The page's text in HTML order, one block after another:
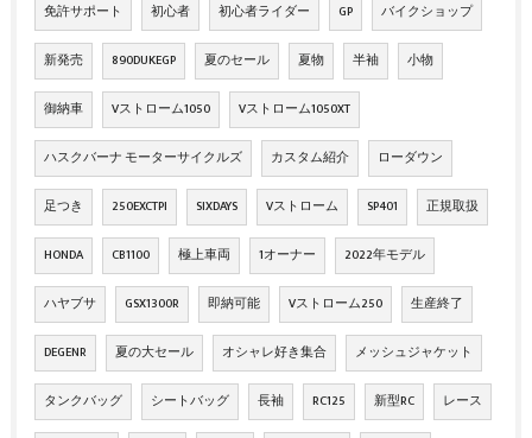
免許サポート 初心者 初心者ライダー GP バイクショップ
新発売 890DUKEGP 夏のセール 夏物 半袖 小物
御納車 Vストローム1050 Vストローム1050XT
ハスクバーナ モーターサイクルズ カスタム紹介 ローダウン
足つき 250EXCTPI SIXDAYS Vストローム SP401 正規取扱
HONDA CB1100 極上車両 1オーナー 2022年モデル
ハヤブサ GSX1300R 即納可能 Vストローム250 生産終了
DEGENR 夏の大セール オシャレ好き集合 メッシュジャケット
タンクバッグ シートバッグ 長袖 RC125 新型RC レース